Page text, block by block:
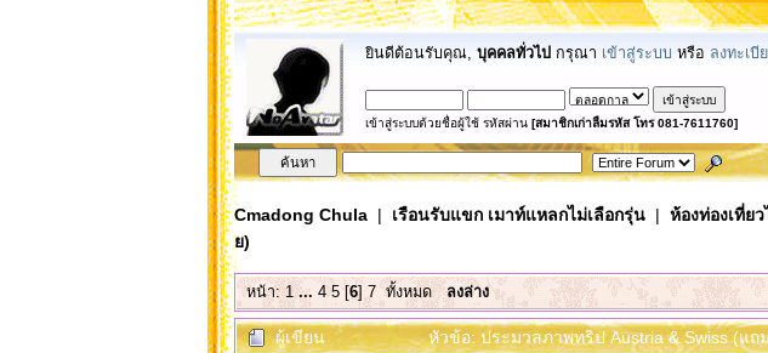
ยินดีต้อนรับคุณ, บุคคลทั่วไป กรุณา เข้าสู่ระบบ หรือ ลงทะเบี
เข้าสู่ระบบด้วยชื่อผู้ใช้ รหัสผ่าน [สมาชิกเก่าลืมรหัส โทร 081-7611760]
Cmadong Chula| เรือนรับแขก เมาท์แหลกไม่เลือกรุ่น| ห้องท่องเที่ย
ย)
หน้า:1 ... 4 5[6] 7 ทั้งหมด ลงล่าง
ผู้เขียน หัวข้อ: ประมวลภาพทริป Austria & Swiss (แ